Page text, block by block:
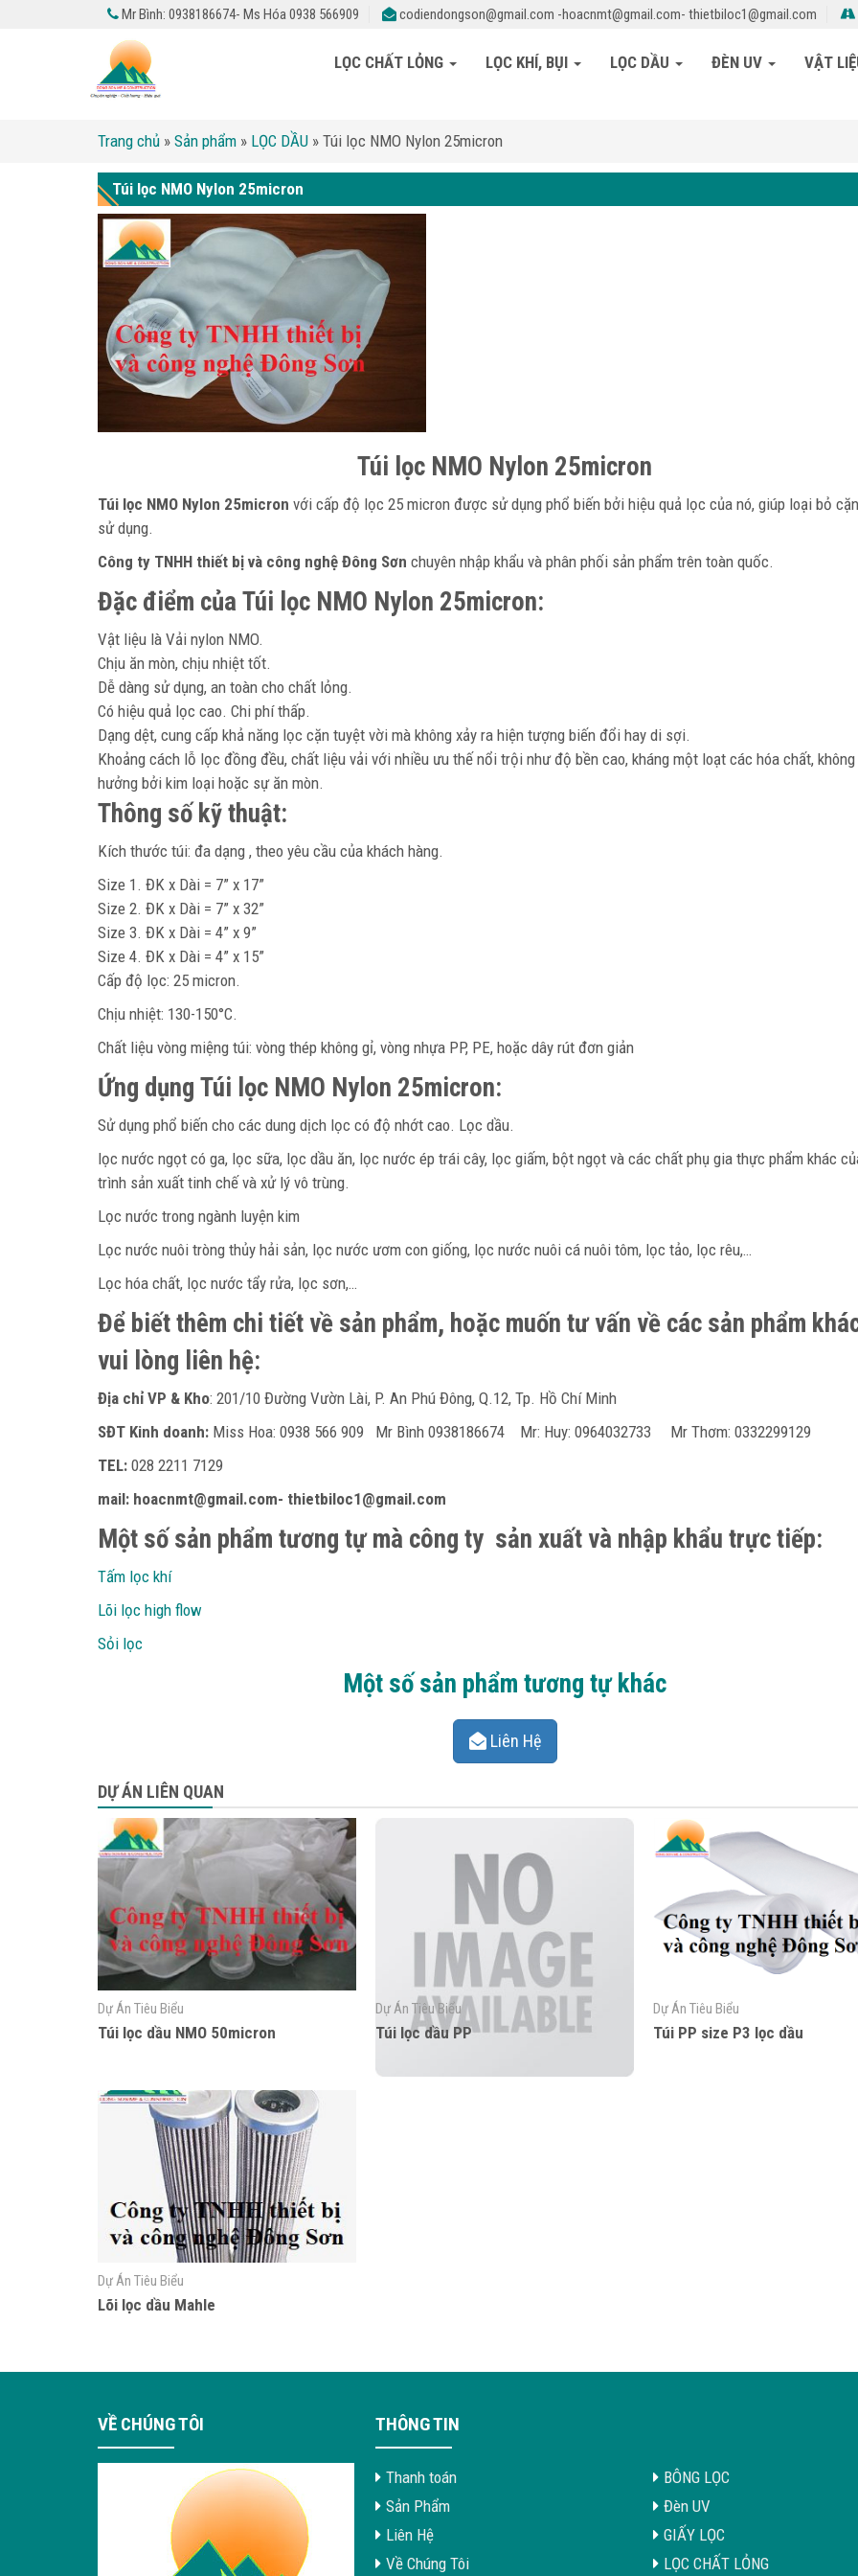
Mr Bình: 0938186674- Ms Hóa 0938 566909 codiendongson@gmail.com -hoacnmt@gmail.com- thietbiloc1@gmail.com
LỌC CHẤT LỎNG LỌC KHÍ, BỤI LỌC DẦU ĐÈN UV VẬT
Trang chủ » Sản phẩm » LỌC DẦU » Túi lọc NMO Nylon 25micron
Túi lọc NMO Nylon 25micron
Túi lọc NMO Nylon 25micron
Túi lọc NMO Nylon 25micron với cấp độ lọc 25 micron được sử dụng phổ biến bởi hiệu quả lọc của nó, giúp loại bỏ
sử dụng.
Công ty TNHH thiết bị và công nghệ Đông Sơn chuyên nhập khẩu và phân phối sản phẩm trên toàn quốc.
Đặc điểm của Túi lọc NMO Nylon 25micron:
Vật liệu là Vải nylon NMO.
Chịu ăn mòn, chịu nhiệt tốt.
Dễ dàng sử dụng, an toàn cho chất lỏng.
Có hiệu quả lọc cao. Chi phí thấp.
Dạng dệt, cung cấp khả năng lọc cặn tuyệt vời mà không xảy ra hiện tượng biến đổi hay di sợi.
Khoảng cách lỗ lọc đồng đều, chất liệu vải với nhiều ưu thế nổi trội như độ bền cao, kháng một loạt các hóa chất,
hưởng bởi kim loại hoặc sự ăn mòn.
Thông số kỹ thuật:
Kích thước túi: đa dạng , theo yêu cầu của khách hàng.
Size 1. ĐK x Dài = 7” x 17”
Size 2. ĐK x Dài = 7” x 32”
Size 3. ĐK x Dài = 4” x 9”
Size 4. ĐK x Dài = 4” x 15”
Cấp độ lọc: 25 micron.
Chịu nhiệt: 130-150°C.
Chất liệu vòng miệng túi: vòng thép không gỉ, vòng nhựa PP, PE, hoặc dây rút đơn giản
Ứng dụng Túi lọc NMO Nylon 25micron:
Sử dụng phổ biến cho các dung dịch lọc có độ nhớt cao. Lọc dầu.
lọc nước ngọt có ga, lọc sữa, lọc dầu ăn, lọc nước ép trái cây, lọc giấm, bột ngọt và các chất phụ gia thực phẩm khác
trình sản xuất tinh chế và xử lý vô trùng.
Lọc nước trong ngành luyện kim
Lọc nước nuôi tròng thủy hải sản, lọc nước ươm con giống, lọc nước nuôi cá nuôi tôm, lọc tảo, lọc rêu,…
Lọc hóa chất, lọc nước tẩy rửa, lọc sơn,…
Để biết thêm chi tiết về sản phẩm, hoặc muốn tư vấn về các sản phẩm
vui lòng liên hệ:
Địa chỉ VP & Kho: 201/10 Đường Vườn Lài, P. An Phú Đông, Q.12, Tp. Hồ Chí Minh
SĐT Kinh doanh: Miss Hoa: 0938 566 909 Mr Bình 0938186674 Mr: Huy: 0964032733 Mr Thơm: 0332299129
TEL: 028 2211 7129
mail: hoacnmt@gmail.com- thietbiloc1@gmail.com
Một số sản phẩm tương tự mà công ty sản xuất và nhập khẩu trực tiếp:
Tấm lọc khí
Lõi lọc high flow
Sỏi lọc
Một số sản phẩm tương tự khác
Liên Hệ
DỰ ÁN LIÊN QUAN
Dự Án Tiêu Biểu
Túi lọc dầu NMO 50micron
Dự Án Tiêu Biểu
Túi lọc dầu PP
Dự Án Tiêu Biểu
Túi PP size P3 lọc dầu
Dự Án Tiêu Biểu
Lõi lọc dầu Mahle
VỀ CHÚNG TÔI THÔNG TIN
Thanh toán
Sản Phẩm
Liên Hệ
Về Chúng Tôi
BÔNG LỌC
Đèn UV
GIẤY LỌC
LỌC CHẤT LỎNG